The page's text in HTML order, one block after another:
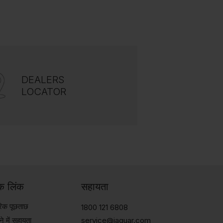
DEALERS
LOCATOR
लिंक
पूछताछ
में सहायता
सहायता
1800 121 6808
service@jaquar.com